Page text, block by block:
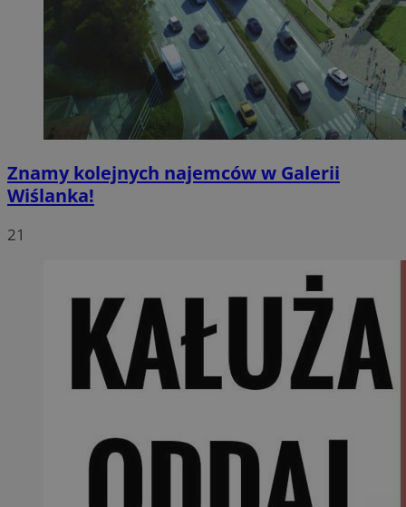
Znamy kolejnych najemców w Galerii
Wiślanka!
21